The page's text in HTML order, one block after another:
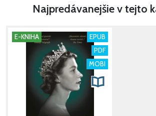
Najpredávanejšie v tejto
E-KNIHA
EPUB
PDF
MOBI